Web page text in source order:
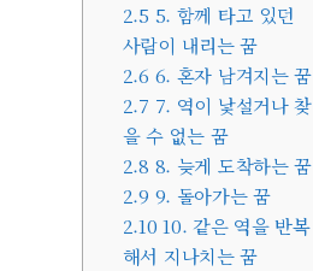
2.5 5. 함께 타고 있던
사람이 내리는 꿈
2.6 6. 혼자 남겨지는 꿈
2.7 7. 역이 낯설거나 찾
을 수 없는 꿈
2.8 8. 늦게 도착하는 꿈
2.9 9. 돌아가는 꿈
2.10 10. 같은 역을 반복
해서 지나치는 꿈